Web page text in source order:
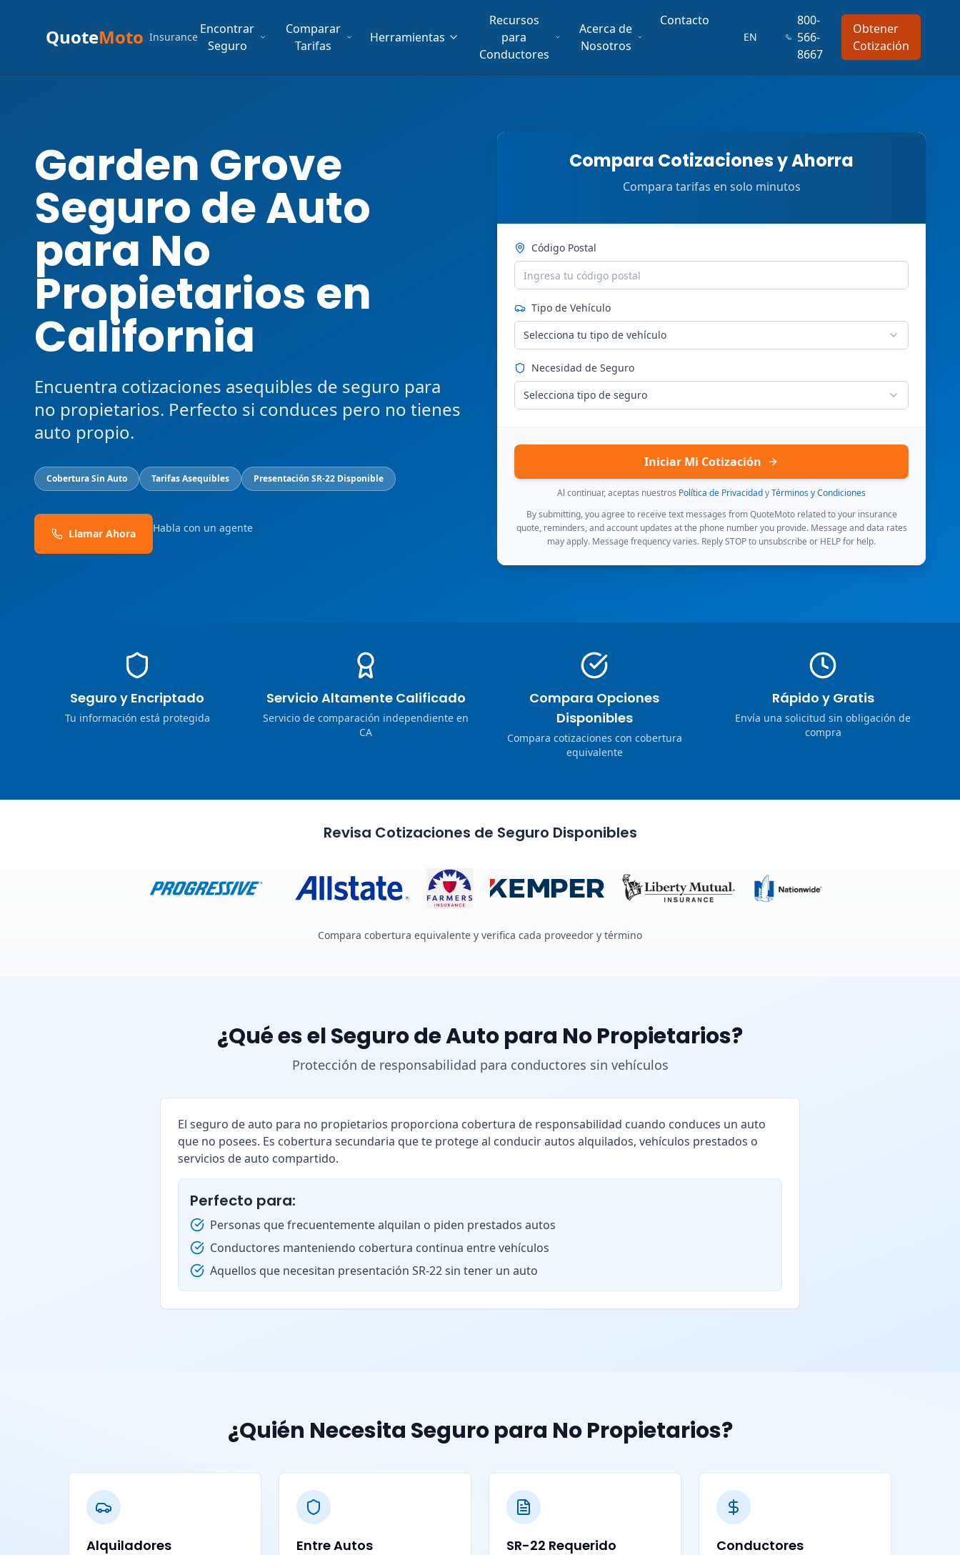
QuoteMoto Insurance
Encontrar
Seguro
Comparar
Tarifas
Herramientas
Recursos
para
Conductores
Acerca de
Nosotros
Contacto
EN
800-
566-
8667
Obtener
Cotización
Garden Grove
Seguro de Auto
para No
Propietarios en
California
Encuentra cotizaciones asequibles de seguro para
no propietarios. Perfecto si conduces pero no tienes
auto propio.
Cobertura Sin Auto Tarifas Asequibles Presentación SR-22 Disponible
Llamar Ahora Habla con un agente
Compara Cotizaciones y Ahorra
Compara tarifas en solo minutos
Código Postal
Tipo de Vehículo
Selecciona tu tipo de vehículo
Necesidad de Seguro
Selecciona tipo de seguro
Iniciar Mi Cotización
Al continuar, aceptas nuestros Política de PrivacidadyTérminos y Condiciones
By submitting, you agree to receive text messages from QuoteMoto related to your insurance
quote, reminders, and account updates at the phone number you provide. Message and data rates
may apply. Message frequency varies. Reply STOP to unsubscribe or HELP for help.
Seguro y Encriptado
Tu información está protegida
Servicio Altamente Calificado
Servicio de comparación independiente en
CA
Compara Opciones
Disponibles
Compara cotizaciones con cobertura
equivalente
Rápido y Gratis
Envía una solicitud sin obligación de
compra
Revisa Cotizaciones de Seguro Disponibles
Compara cobertura equivalente y verifica cada proveedor y término
¿Qué es el Seguro de Auto para No Propietarios?
Protección de responsabilidad para conductores sin vehículos
El seguro de auto para no propietarios proporciona cobertura de responsabilidad cuando conduces un auto
que no posees. Es cobertura secundaria que te protege al conducir autos alquilados, vehículos prestados o
servicios de auto compartido.
Perfecto para:
Personas que frecuentemente alquilan o piden prestados autos
Conductores manteniendo cobertura continua entre vehículos
Aquellos que necesitan presentación SR-22 sin tener un auto
¿Quién Necesita Seguro para No Propietarios?
Alquiladores
Entre Autos SR-22 Requerido
Conductores